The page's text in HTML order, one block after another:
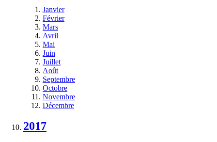
Janvier
Février
Mars
Avril
Mai
Juin
Juillet
Août
Septembre
Octobre
Novembre
Décembre
2017